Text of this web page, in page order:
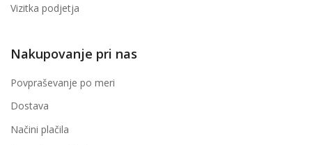
Vizitka podjetja
Nakupovanje pri nas
Povpraševanje po meri
Dostava
Načini plačila